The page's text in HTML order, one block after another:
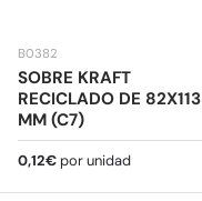
B0382
SOBRE KRAFT
RECICLADO DE 82X113
MM (C7)
Precio normal
0,12€ por unidad